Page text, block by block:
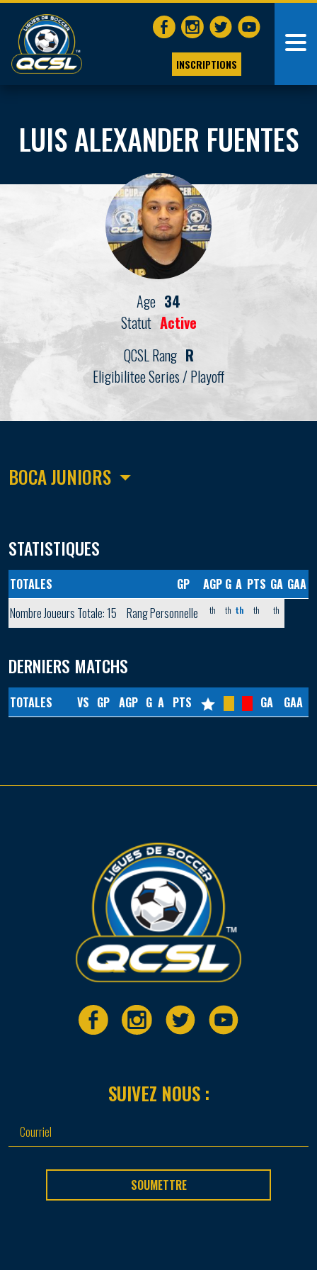
INSCRIPTIONS
LUIS ALEXANDER FUENTES
Age 34
Statut Active
QCSL Rang R
Eligibilitee Series / Playoff
BOCA JUNIORS
STATISTIQUES
TOTALES GP AGP G A PTS GA GAA
Nombre Joueurs Totale: 15
Rang Personnelle th th th th th
DERNIERS MATCHS
TOTALES VS GP AGP G A PTS GA GAA
SUIVEZ NOUS :
SOUMETTRE